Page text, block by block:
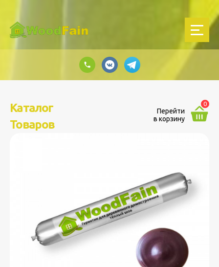
Каталог
Товаров
Перейти
в корзину
0